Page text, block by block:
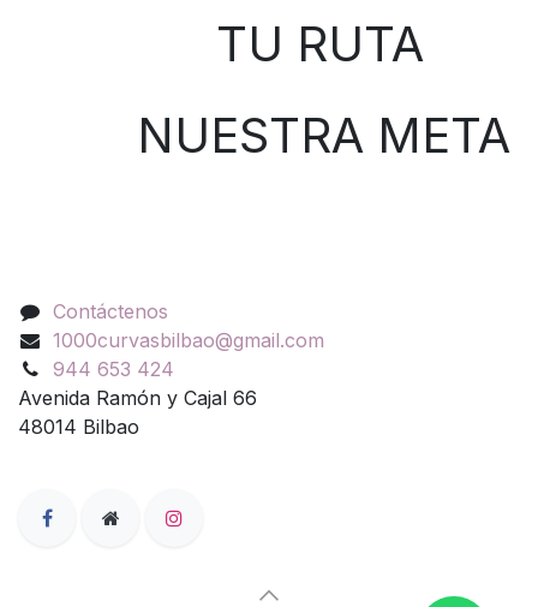
TU RUTA
NUESTRA META
Contáctenos
1000curvasbilbao@gmail.com
944 653 424
Avenida Ramón y Cajal 66
48014 Bilbao